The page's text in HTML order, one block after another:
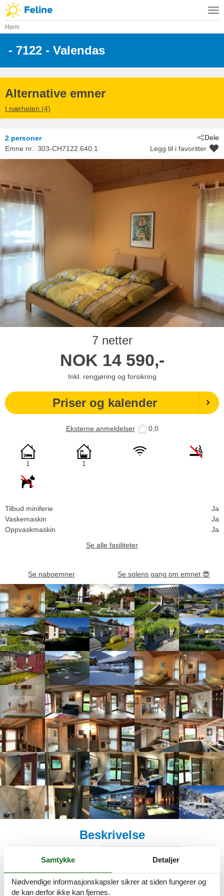
Hjem
- 7122 - Valendas
Alternative emner
I nærheten (4)
Dele
2 personer
Emne nr.: 303-CH7122.640.1 Legg til i favoritter
7 netter
NOK 14 590,-
Inkl. rengjøring og forsikring
Priser og kalender
Eksterne anmeldelser 0,0
1 1
Tilbud miniferie
Ja
Vaskemaskin
Ja
Oppvaskmaskin
Ja
Se alle fasiliteter
Se naboemner Se solens gang om emnet 😎
Beskrivelse
beskrivelsen i Engelsk nedenfor, eller se den maskinoversatte
teksten iNorsk.
Samtykke Detaljer
Nødvendige informasjonskapsler sikrer at siden fungerer og
de kan derfor ikke kan fjernes.